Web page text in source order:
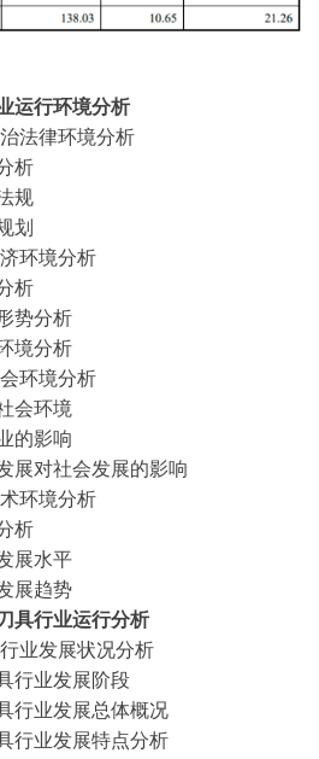
运行环境分析
法律环境分析
析
规
划
环境分析
析
势分析
境分析
环境分析
会环境
的影响
展对社会发展的影响
环境分析
析
展水平
展趋势
具行业运行分析
行业发展状况分析
行业发展阶段
行业发展总体概况
行业发展特点分析